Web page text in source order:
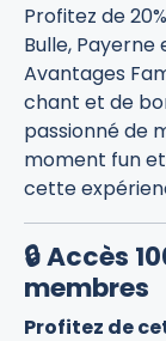
Profitez de
Bulle, Payerne
Avantages
chant et de
passionné de
moment fun
cette
🔒 Accès
membres
Profitez de